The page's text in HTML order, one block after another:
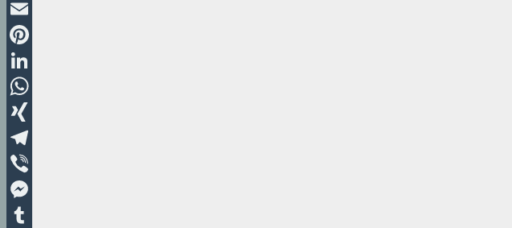
Twitter
Email
Pinterest
LinkedIn
WhatsApp
XING
Telegram
Viber
Messenger